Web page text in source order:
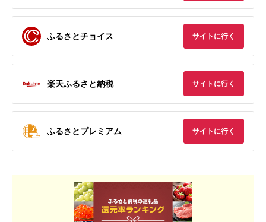
ふるさとチョイス サイトに行く
楽天ふるさと納税 サイトに行く
ふるさとプレミアム サイトに行く